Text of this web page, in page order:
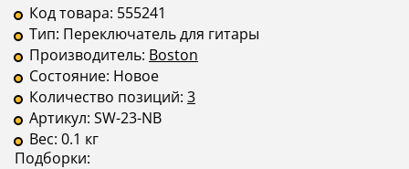
Код товара: 555241
Тип: Переключатель для гитары
Производитель: Boston
Состояние: Новое
Количество позиций: 3
Артикул: SW-23-NB
Вес: 0.1 кг
Подборки: